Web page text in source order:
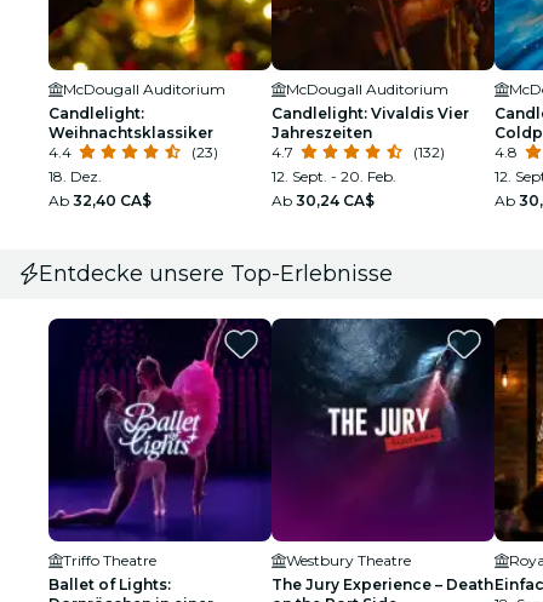
McDougall Auditorium
Candlelight:
Weihnachtsklassiker
4.4
(23)
18. Dez.
Ab 32,40 CA$
McDougall Auditorium
Candlelight: Vivaldis Vier
Jahreszeiten
4.7
(132)
12. Sept. - 20. Feb.
Ab 30,24 CA$
4.8
12.
Ab
Entdecke unsere Top-Erlebnisse
Triffo Theatre
Ballet of Lights:
Westbury Theatre
The Jury Experience – Death